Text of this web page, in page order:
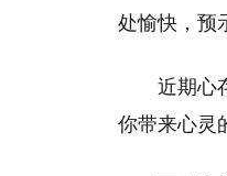
处愉快，预
近期心
你带来心灵